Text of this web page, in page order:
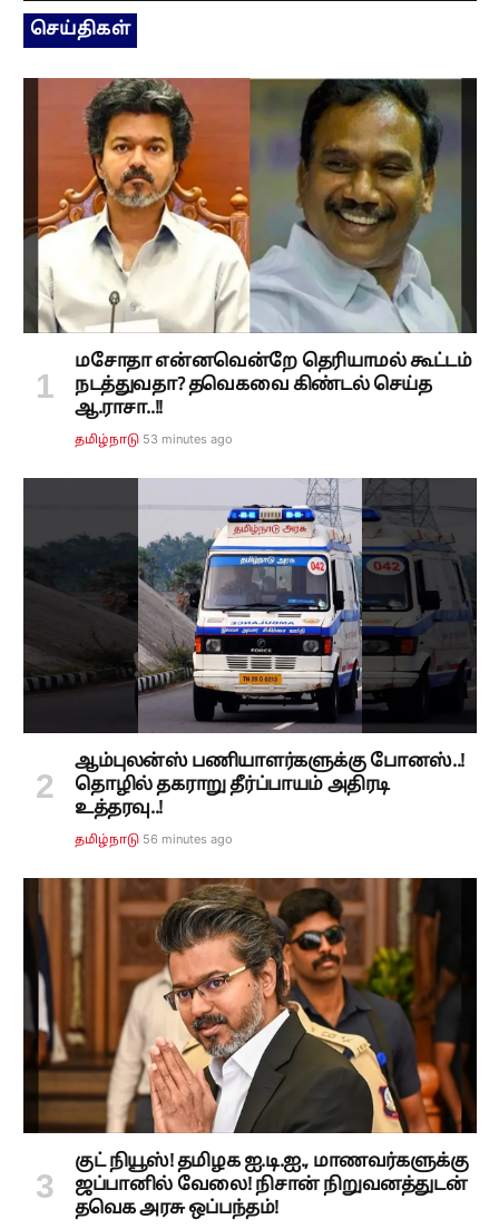
செய்திகள்
மசோதா என்னவென்றே தெரியாமல் கூட்டம்
நடத்துவதா? தவெகவை கிண்டல் செய்த
ஆ.ராசா..!!
தமிழ்நாடு 53 minutes ago
ஆம்புலன்ஸ் பணியாளர்களுக்கு போனஸ்..!
தொழில் தகராறு தீர்ப்பாயம் அதிரடி
உத்தரவு..!
தமிழ்நாடு 56 minutes ago
குட் நியூஸ்! தமிழக ஐ.டி.ஐ., மாணவர்களுக்கு
ஜப்பானில் வேலை! நிசான் நிறுவனத்துடன்
தவெக அரசு ஒப்பந்தம்!